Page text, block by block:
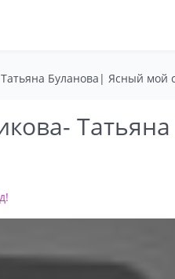
Буланова| Ясный мой